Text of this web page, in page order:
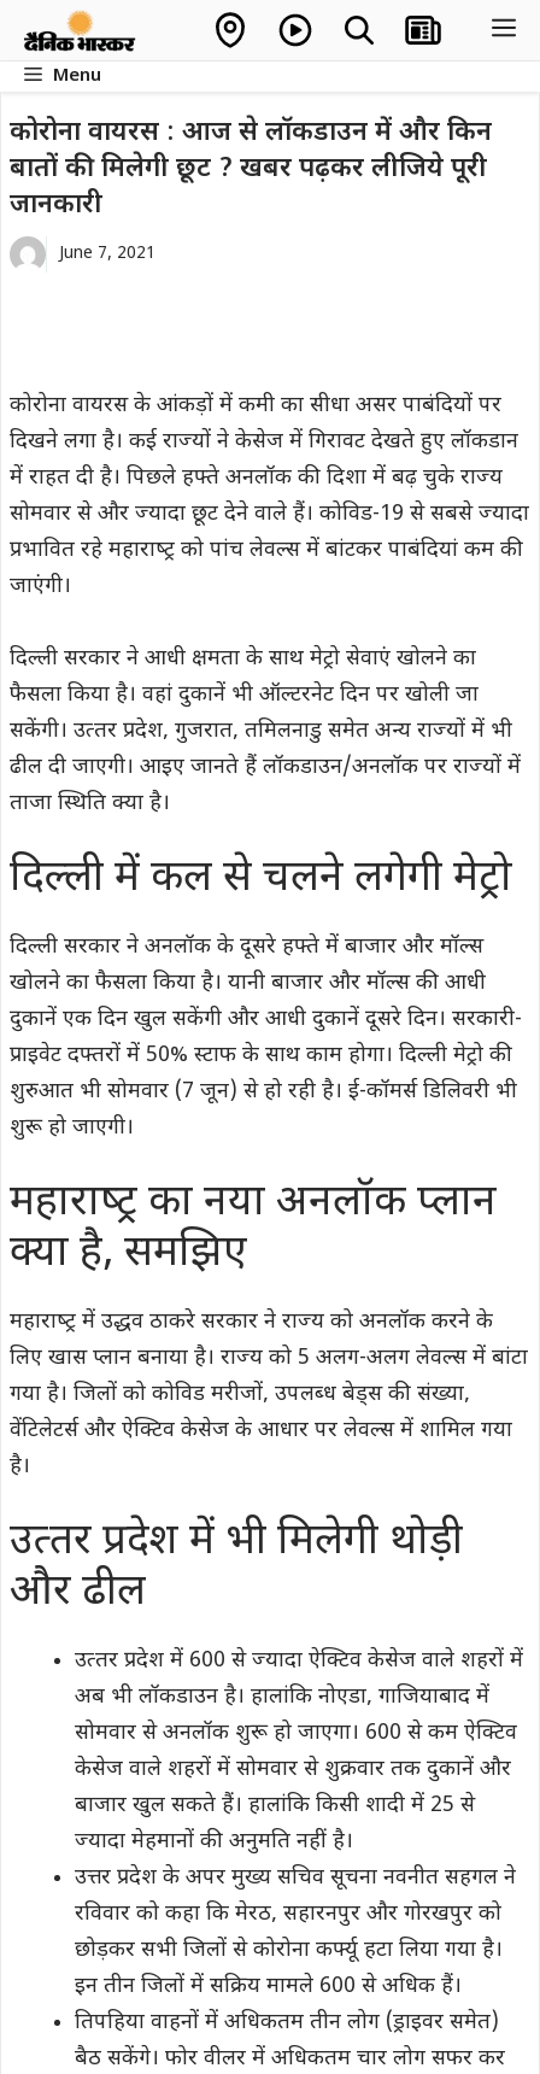
contentMenu
कोरोना वायरस : आज से लॉकडाउन में और किन
बातों की मिलेगी छूट ? खबर पढ़कर लीजिये पूरी
जानकारी
June 7, 2021
कोरोना वायरस के आंकड़ों में कमी का सीधा असर पाबंदियों पर
दिखने लगा है। कई राज्‍यों ने केसेज में गिरावट देखते हुए लॉकडान
में राहत दी है। पिछले हफ्ते अनलॉक की दिशा में बढ़ चुके राज्‍य
सोमवार से और ज्‍यादा छूट देने वाले हैं। कोविड-19 से सबसे ज्‍यादा
प्रभावित रहे महाराष्‍ट्र को पांच लेवल्‍स में बांटकर पाबंदियां कम की
जाएंगी।
दिल्‍ली सरकार ने आधी क्षमता के साथ मेट्रो सेवाएं खोलने का
फैसला किया है। वहां दुकानें भी ऑल्‍टरनेट दिन पर खोली जा
सकेंगी। उत्‍तर प्रदेश, गुजरात, तमिलनाडु समेत अन्‍य राज्‍यों में भी
ढील दी जाएगी। आइए जानते हैं लॉकडाउन/अनलॉक पर राज्‍यों में
ताजा स्थिति क्‍या है।
दिल्‍ली में कल से चलने लगेगी मेट्रो
दिल्‍ली सरकार ने अनलॉक के दूसरे हफ्ते में बाजार और मॉल्स
खोलने का फैसला क‍िया है। यानी बाजार और मॉल्स की आधी
दुकानें एक दिन खुल सकेंगी और आधी दुकानें दूसरे दिन। सरकारी-
प्राइवेट दफ्तरों में 50% स्‍टाफ के साथ काम होगा। दिल्‍ली मेट्रो की
शुरुआत भी सोमवार (7 जून) से हो रही है। ई-कॉमर्स डिलिवरी भी
शुरू हो जाएगी।
महाराष्‍ट्र का नया अनलॉक प्‍लान
क्‍या है, समझ‍िए
महाराष्‍ट्र में उद्धव ठाकरे सरकार ने राज्‍य को अनलॉक करने के
लिए खास प्‍लान बनाया है। राज्‍य को 5 अलग-अलग लेवल्‍स में बांटा
गया है। जिलों को कोविड मरीजों, उपलब्‍ध बेड्स की संख्‍या,
वेंटिलेटर्स और ऐक्टिव केसेज के आधार पर लेवल्‍स में शामिल गया
है।
उत्‍तर प्रदेश में भी मिलेगी थोड़ी
और ढील
उत्‍तर प्रदेश में 600 से ज्‍यादा ऐक्टिव केसेज वाले शहरों में
अब भी लॉकडाउन है। हालांकि नोएडा, गाज‍ियाबाद में
सोमवार से अनलॉक शुरू हो जाएगा। 600 से कम ऐक्टिव
केसेज वाले शहरों में सोमवार से शुक्रवार तक दुकानें और
बाजार खुल सकते हैं। हालांकि किसी शादी में 25 से
ज्‍यादा मेहमानों की अनुमति नहीं है।
उत्तर प्रदेश के अपर मुख्य सचिव सूचना नवनीत सहगल ने
रविवार को कहा कि मेरठ, सहारनपुर और गोरखपुर को
छोड़कर सभी जिलों से कोरोना कर्फ्यू हटा लिया गया है।
इन तीन जिलों में सक्रिय मामले 600 से अधिक हैं।
तिपहिया वाहनों में अधिकतम तीन लोग (ड्राइवर समेत)
बैठ सकेंगे। फोर वीलर में अधिकतम चार लोग सफर कर